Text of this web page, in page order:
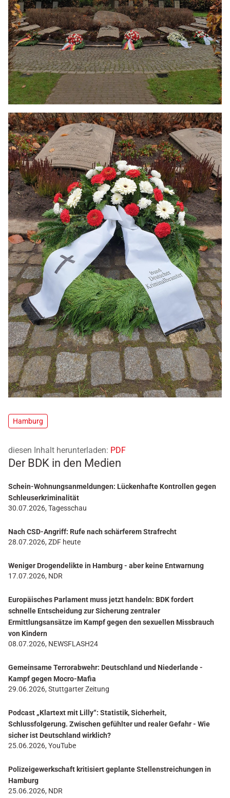
Hamburg
diesen Inhalt herunterladen: PDF
Der BDK in den Medien
Schein-Wohnungsanmeldungen: Lückenhafte Kontrollen gegen
Schleuserkriminalität
30.07.2026, Tagesschau
Nach CSD-Angriff: Rufe nach schärferem Strafrecht
28.07.2026, ZDF heute
Weniger Drogendelikte in Hamburg - aber keine Entwarnung
17.07.2026, NDR
Europäisches Parlament muss jetzt handeln: BDK fordert
schnelle Entscheidung zur Sicherung zentraler
Ermittlungsansätze im Kampf gegen den sexuellen Missbrauch
von Kindern
08.07.2026, NEWSFLASH24
Gemeinsame Terrorabwehr: Deutschland und Niederlande -
Kampf gegen Mocro-Mafia
29.06.2026, Stuttgarter Zeitung
Podcast „Klartext mit Lilly“: Statistik, Sicherheit,
Schlussfolgerung. Zwischen gefühlter und realer Gefahr - Wie
sicher ist Deutschland wirklich?
25.06.2026, YouTube
Polizeigewerkschaft kritisiert geplante Stellenstreichungen in
Hamburg
25.06.2026, NDR